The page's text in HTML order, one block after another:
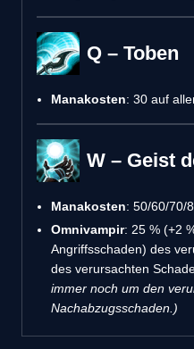
Q – Toben
Manakosten: 30 auf
W – Geist
Manakosten: 50/60/70/
Omnivampir: 25 % (+2
Angriffsschaden) des
des verursachten
immer noch um den
Nachabzugsschaden.)